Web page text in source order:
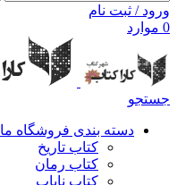
ورود / ثبت نام
0 موارد
جستجو
دسته بندی فروشگاه ما
کتاب تاریخ
کتاب رمان
کتاب نایاب